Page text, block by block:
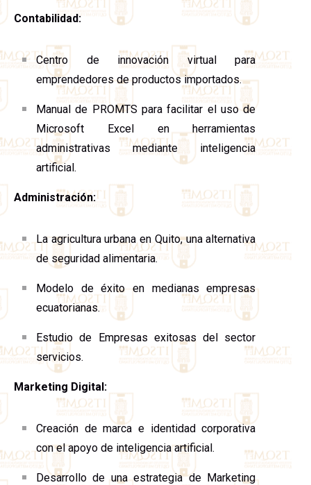
Contabilidad:
Centro de innovación virtual para
emprendedores de productos importados.
Manual de PROMTS para facilitar el uso de
Microsoft Excel en herramientas
administrativas mediante inteligencia
artificial.
Administración:
La agricultura urbana en Quito, una alternativa
de seguridad alimentaria.
Modelo de éxito en medianas empresas
ecuatorianas.
Estudio de Empresas exitosas del sector
servicios.
Marketing Digital:
Creación de marca e identidad corporativa
con el apoyo de inteligencia artificial.
Desarrollo de una estrategia de Marketing